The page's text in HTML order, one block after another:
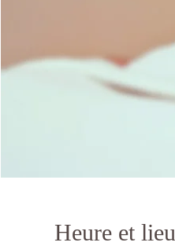
Heure et lieu